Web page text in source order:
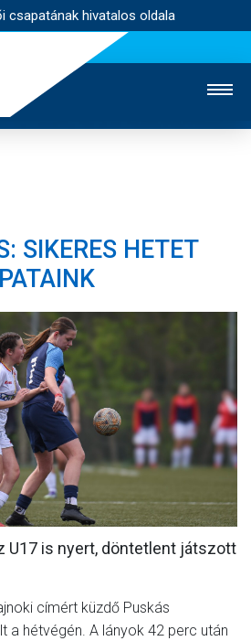
csapatának hivatalos oldala
WEBSHOP
STADION
KAPCSOLAT
NYITÓLAP
HÍREK
CSAPAT
KLUB
GALÉRIA
SAJTÓ
SIKERES HETET
U17 is nyert, döntetlent játszott
címért küzdő Puskás
a hétvégén. A lányok 42 perc után